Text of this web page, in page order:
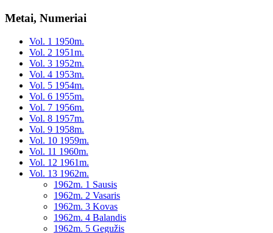
Metai, Numeriai
Vol. 1 1950m.
Vol. 2 1951m.
Vol. 3 1952m.
Vol. 4 1953m.
Vol. 5 1954m.
Vol. 6 1955m.
Vol. 7 1956m.
Vol. 8 1957m.
Vol. 9 1958m.
Vol. 10 1959m.
Vol. 11 1960m.
Vol. 12 1961m.
Vol. 13 1962m.
1962m. 1 Sausis
1962m. 2 Vasaris
1962m. 3 Kovas
1962m. 4 Balandis
1962m. 5 Gegužis